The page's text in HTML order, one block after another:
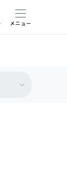
メニュー